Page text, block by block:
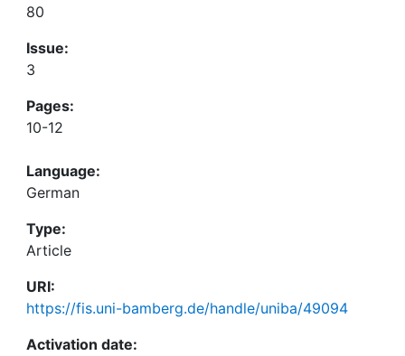
80
Issue:
3
Pages:
10-12
Language:
German
Type:
Article
URI:
https://fis.uni-bamberg.de/handle/uniba/49094
Activation date: